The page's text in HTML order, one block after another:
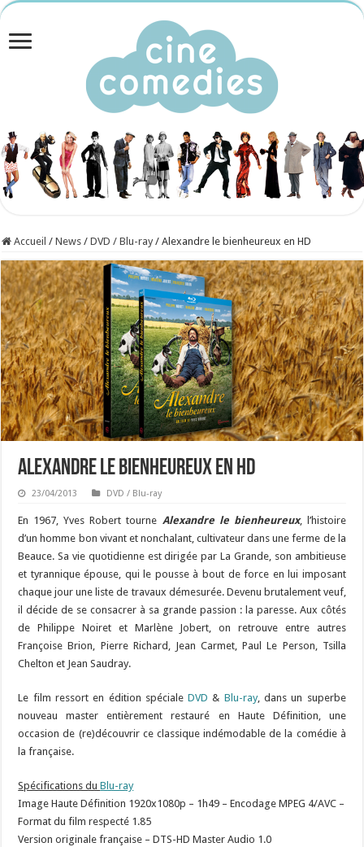
Accueil / News / DVD / Blu-ray / Alexandre le bienheureux en HD
Alexandre le bienheureux en HD
23/04/2013 DVD / Blu-ray
En 1967, Yves Robert tourne Alexandre le bienheureux, l’histoire
d’un homme bon vivant et nonchalant, cultivateur dans une ferme de la
Beauce. Sa vie quotidienne est dirigée par La Grande, son ambitieuse
et tyrannique épouse, qui le pousse à bout de force en lui imposant
chaque jour une liste de travaux démesurée. Devenu brutalement veuf,
il décide de se consacrer à sa grande passion : la paresse. Aux côtés
de Philippe Noiret et Marlène Jobert, on retrouve entre autres
Françoise Brion, Pierre Richard, Jean Carmet, Paul Le Person, Tsilla
Chelton et Jean Saudray.
Le film ressort en édition spécialeDVD & Blu-ray, dans un superbe
nouveau master entièrement restauré en Haute Définition, une
occasion de (re)découvrir ce classique indémodable de la comédie à
la française.
Spécifications duBlu-ray
Image Haute Définition 1920x1080p – 1h49 – Encodage MPEG 4/AVC –
Format du film respecté 1.85
Version originale française – DTS-HD Master Audio 1.0